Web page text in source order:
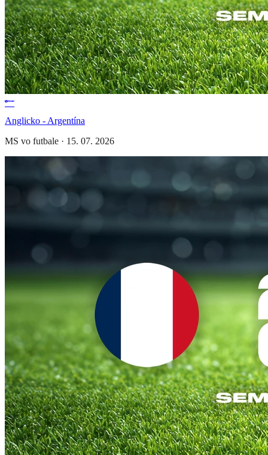
Anglicko - Argentína
MS vo futbale · 15. 07. 2026